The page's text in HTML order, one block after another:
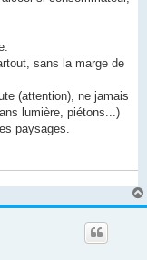
sans la marge de
(attention), ne jamais
lumière, piétons...)
paysages.